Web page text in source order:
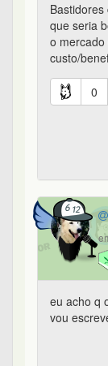
que seria
o
custo/
0
eu acho q
vou